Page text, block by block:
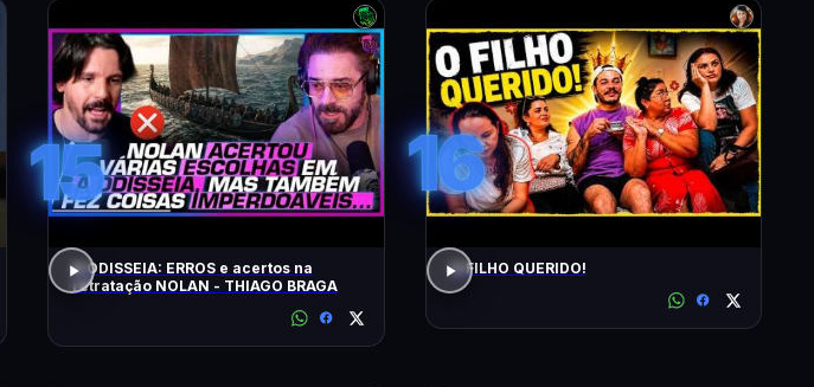
15
A ODISSEIA: ERROS e acertos na
retratação NOLAN - THIAGO BRAGA
16
O FILHO QUERIDO!